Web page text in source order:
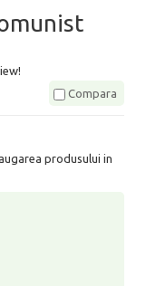
Compara
produsului in